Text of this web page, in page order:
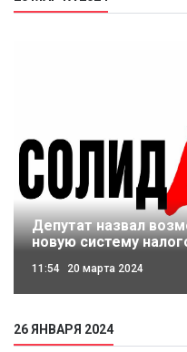
Депутат назвал
новую систему
11:54 20 марта 2024
26 ЯНВАРЯ 2024